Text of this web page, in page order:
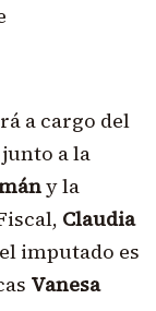
a cargo del
a la
y la
Claudia
imputado es
Vanesa